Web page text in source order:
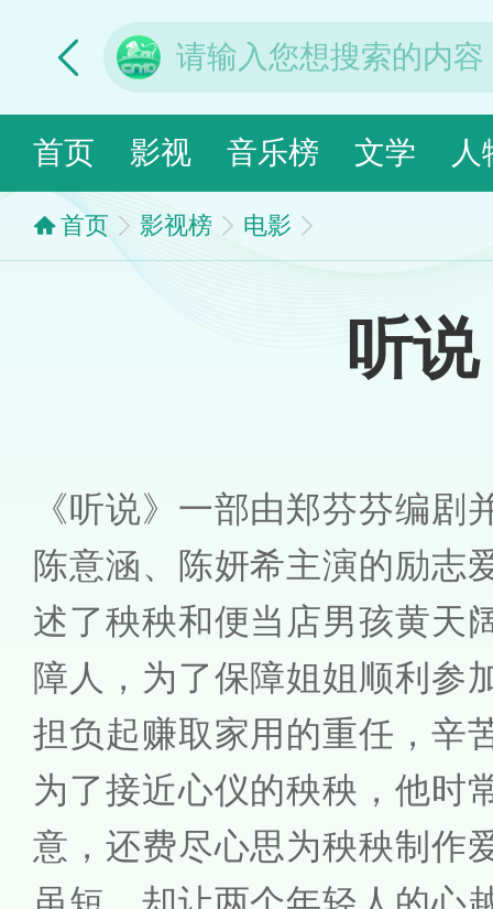
首页 影视 音乐榜 文学 人
首页 影视榜 电影
听说
《听说》一部由郑芬芬编剧
陈意涵、陈妍希主演的励志
述了秧秧和便当店男孩黄天
障人，为了保障姐姐顺利参
担负起赚取家用的重任，辛
为了接近心仪的秧秧，他时
意，还费尽心思为秧秧制作